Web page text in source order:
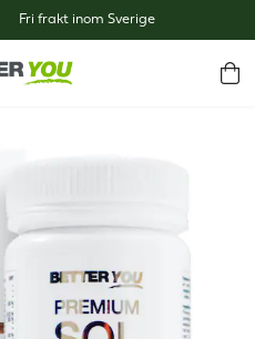
Fri frakt inom Sverige